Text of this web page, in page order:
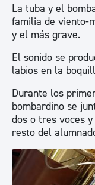
La tuba y el
familia de viento-
y el más grave.
El sonido se
labios en la
Durante los
bombardino se
dos o tres voces
resto del